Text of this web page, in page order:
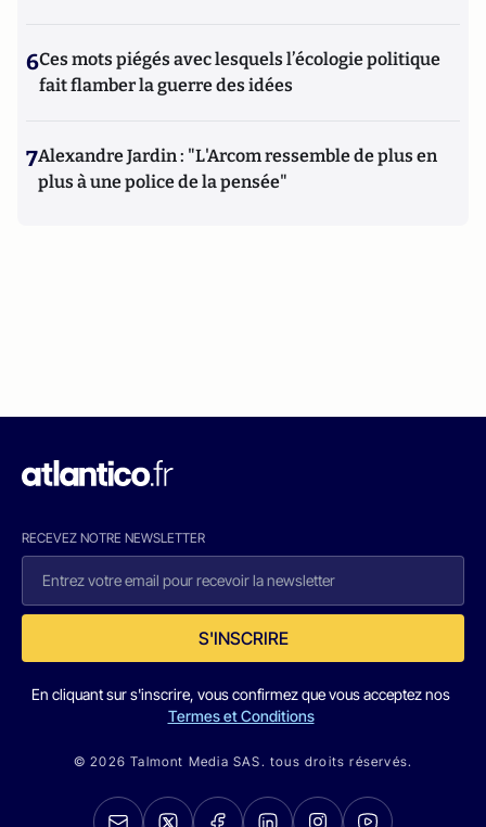
6Ces mots piégés avec lesquels l’écologie politique
fait flamber la guerre des idées
7Alexandre Jardin : "L'Arcom ressemble de plus en
plus à une police de la pensée"
RECEVEZ NOTRE NEWSLETTER
S'INSCRIRE
En cliquant sur s'inscrire, vous confirmez que vous acceptez nos
Termes et Conditions
© 2026 Talmont Media SAS. tous droits réservés.